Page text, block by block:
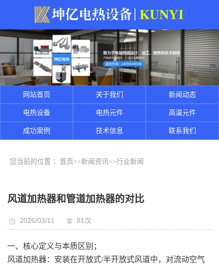
网站首页 关于我们 新闻动态
电热设备 电热元件 高温元件
成功案例 技术信息 联系我们
您当前的位置 ： 首页 >>新闻资讯 >>行业新闻
风道加热器和管道加热器的对比
2026/03/11 81次
一、核心定义与本质区别；
风道加热器：安装在开放式/半开放式风道中，对流动空气